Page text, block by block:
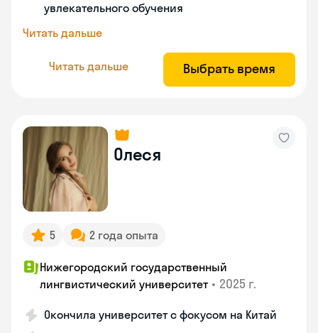
увлекательного обучения
Читать дальше
Читать дальше Выбрать время
Олеся
5 2 года опыта
Нижегородский государственный
лингвистический университет • 2025 г.
Окончила университет с фокусом на Китай